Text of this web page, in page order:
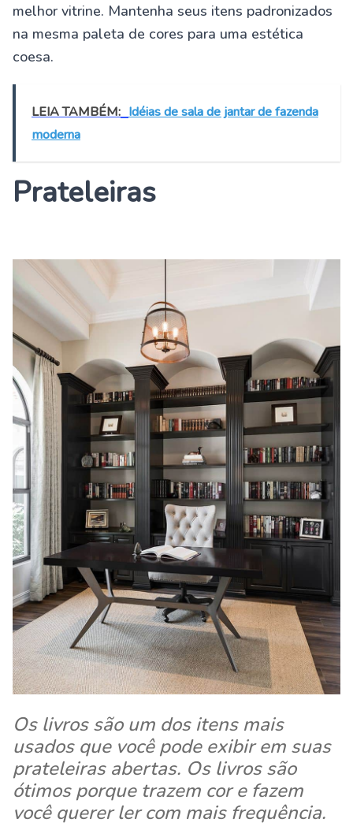
melhor vitrine. Mantenha seus itens padronizados
na mesma paleta de cores para uma estética
coesa.
LEIA TAMBÉM: Idéias de sala de jantar de fazenda
moderna
Prateleiras
Os livros são um dos itens mais
usados ​​que você pode exibir em suas
prateleiras abertas. Os livros são
ótimos porque trazem cor e fazem
você querer ler com mais frequência.